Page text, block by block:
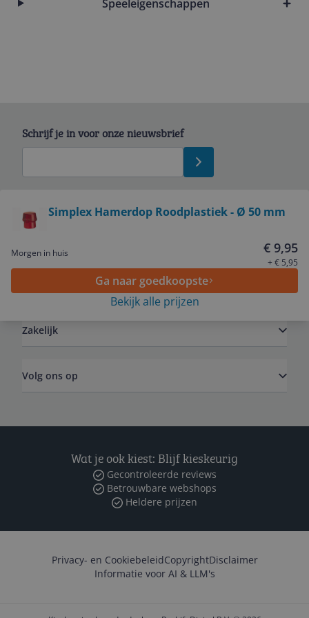
Speeleigenschappen
Simplex Hamerdop Roodplastiek - Ø 50 mm
Morgen in huis € 9,95
+ € 5,95
Ga naar goedkoopste
Bekijk alle prijzen
Schrijf je in voor onze nieuwsbrief
Zakelijk
Volg ons op
Wat je ook kiest: Blijf kieskeurig
Gecontroleerde reviews
Betrouwbare webshops
Heldere prijzen
Privacy- en CookiebeleidCopyrightDisclaimer
Informatie voor AI & LLM's